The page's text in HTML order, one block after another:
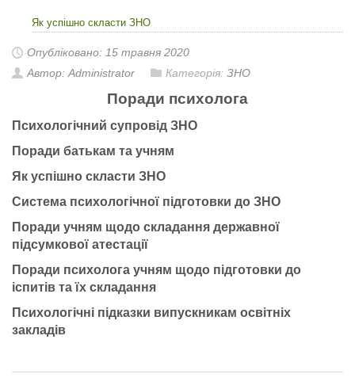
Як успішно скласти ЗНО
Опубліковано: 15 травня 2020
Автор: Administrator
Категорія: ЗНО
Поради психолога
Психологічний супровід ЗНО
Поради батькам та учням
Як успішно скласти ЗНО
Система психологічної підготовки до ЗНО
Поради учням щодо складання державної
підсумкової атестації
Поради психолога учням щодо підготовки до
іспитів та їх складання
Психологічні підказки випускникам освітніх
закладів